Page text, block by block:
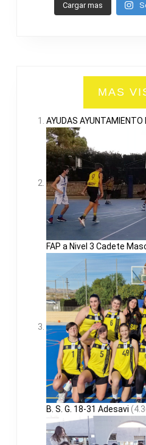
Cargar mas
MAS
AYUDAS AYUNTAMIENTO
FAP a Nivel 3 Cadete
B. S. G. 18-31 Adesavi